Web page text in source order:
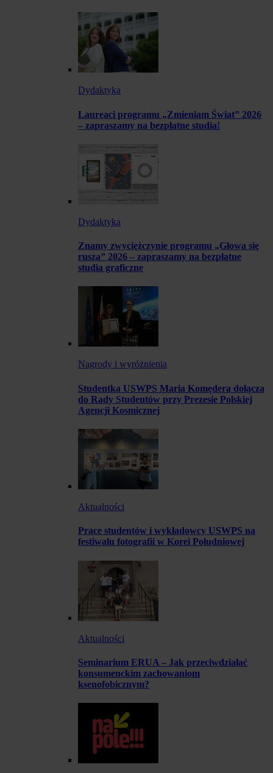
Dydaktyka
Laureaci programu „Zmieniam Świat” 2026
– zapraszamy na bezpłatne studia!
Dydaktyka
Znamy zwyciężczynie programu „Głowa się
rusza” 2026 – zapraszamy na bezpłatne
studia graficzne
Nagrody i wyróżnienia
Studentka USWPS Maria Komędera dołącza
do Rady Studentów przy Prezesie Polskiej
Agencji Kosmicznej
Aktualności
Prace studentów i wykładowcy USWPS na
festiwalu fotografii w Korei Południowej
Aktualności
Seminarium ERUA – Jak przeciwdziałać
konsumenckim zachowaniom
ksenofobicznym?